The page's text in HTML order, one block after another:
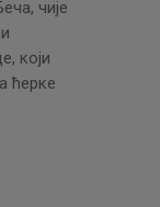
чије
који
ћерке